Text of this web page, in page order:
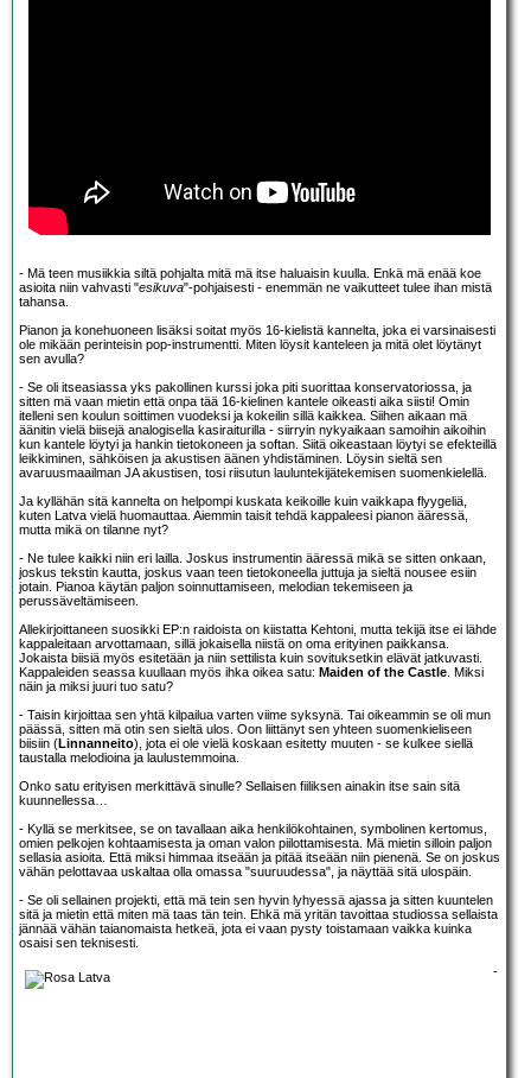
- Mä teen musiikkia siltä pohjalta mitä mä itse haluaisin kuulla. Enkä mä enää koe
asioita niin vahvasti "esikuva"-pohjaisesti - enemmän ne vaikutteet tulee ihan mistä
tahansa.
Pianon ja konehuoneen lisäksi soitat myös 16-kielistä kannelta, joka ei varsinaisesti
ole mikään perinteisin pop-instrumentti. Miten löysit kanteleen ja mitä olet löytänyt
sen avulla?
- Se oli itseasiassa yks pakollinen kurssi joka piti suorittaa konservatoriossa, ja
sitten mä vaan mietin että onpa tää 16-kielinen kantele oikeasti aika siisti! Omin
itelleni sen koulun soittimen vuodeksi ja kokeilin sillä kaikkea. Siihen aikaan mä
äänitin vielä biisejä analogisella kasiraiturilla - siirryin nykyaikaan samoihin aikoihin
kun kantele löytyi ja hankin tietokoneen ja softan. Siitä oikeastaan löytyi se efekteillä
leikkiminen, sähköisen ja akustisen äänen yhdistäminen. Löysin sieltä sen
avaruusmaailman JA akustisen, tosi riisutun lauluntekijätekemisen suomenkielellä.
Ja kyllähän sitä kannelta on helpompi kuskata keikoille kuin vaikkapa flyygeliä,
kuten Latva vielä huomauttaa. Aiemmin taisit tehdä kappaleesi pianon ääressä,
mutta mikä on tilanne nyt?
- Ne tulee kaikki niin eri lailla. Joskus instrumentin ääressä mikä se sitten onkaan,
joskus tekstin kautta, joskus vaan teen tietokoneella juttuja ja sieltä nousee esiin
jotain. Pianoa käytän paljon soinnuttamiseen, melodian tekemiseen ja
perussäveltämiseen.
Allekirjoittaneen suosikki EP:n raidoista on kiistatta Kehtoni, mutta tekijä itse ei lähde
kappaleitaan arvottamaan, sillä jokaisella niistä on oma erityinen paikkansa.
Jokaista biisiä myös esitetään ja niin settilista kuin sovituksetkin elävät jatkuvasti.
Kappaleiden seassa kuullaan myös ihka oikea satu: Maiden of the Castle. Miksi
näin ja miksi juuri tuo satu?
- Taisin kirjoittaa sen yhtä kilpailua varten viime syksynä. Tai oikeammin se oli mun
päässä, sitten mä otin sen sieltä ulos. Oon liittänyt sen yhteen suomenkieliseen
biisiin (Linnanneito), jota ei ole vielä koskaan esitetty muuten - se kulkee siellä
taustalla melodioina ja laulustemmoina.
Onko satu erityisen merkittävä sinulle? Sellaisen fiiliksen ainakin itse sain sitä
kuunnellessa…
- Kyllä se merkitsee, se on tavallaan aika henkilökohtainen, symbolinen kertomus,
omien pelkojen kohtaamisesta ja oman valon piilottamisesta. Mä mietin silloin paljon
sellasia asioita. Että miksi himmaa itseään ja pitää itseään niin pienenä. Se on joskus
vähän pelottavaa uskaltaa olla omassa "suuruudessa", ja näyttää sitä ulospäin.
- Se oli sellainen projekti, että mä tein sen hyvin lyhyessä ajassa ja sitten kuuntelen
sitä ja mietin että miten mä taas tän tein. Ehkä mä yritän tavoittaa studiossa sellaista
jännää vähän taianomaista hetkeä, jota ei vaan pysty toistamaan vaikka kuinka
osaisi sen teknisesti.
-